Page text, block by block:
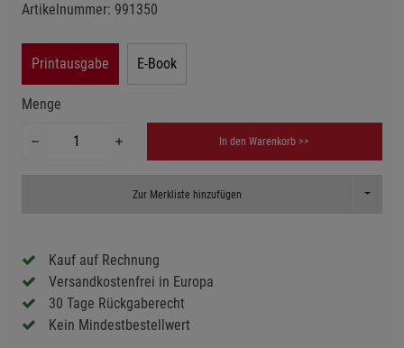
Artikelnummer: 991350
Printausgabe E-Book
Menge
In den Warenkorb >>
Zur Merkliste hinzufügen Toggle
Kauf auf Rechnung
Versandkostenfrei in Europa
30 Tage Rückgaberecht
Kein Mindestbestellwert